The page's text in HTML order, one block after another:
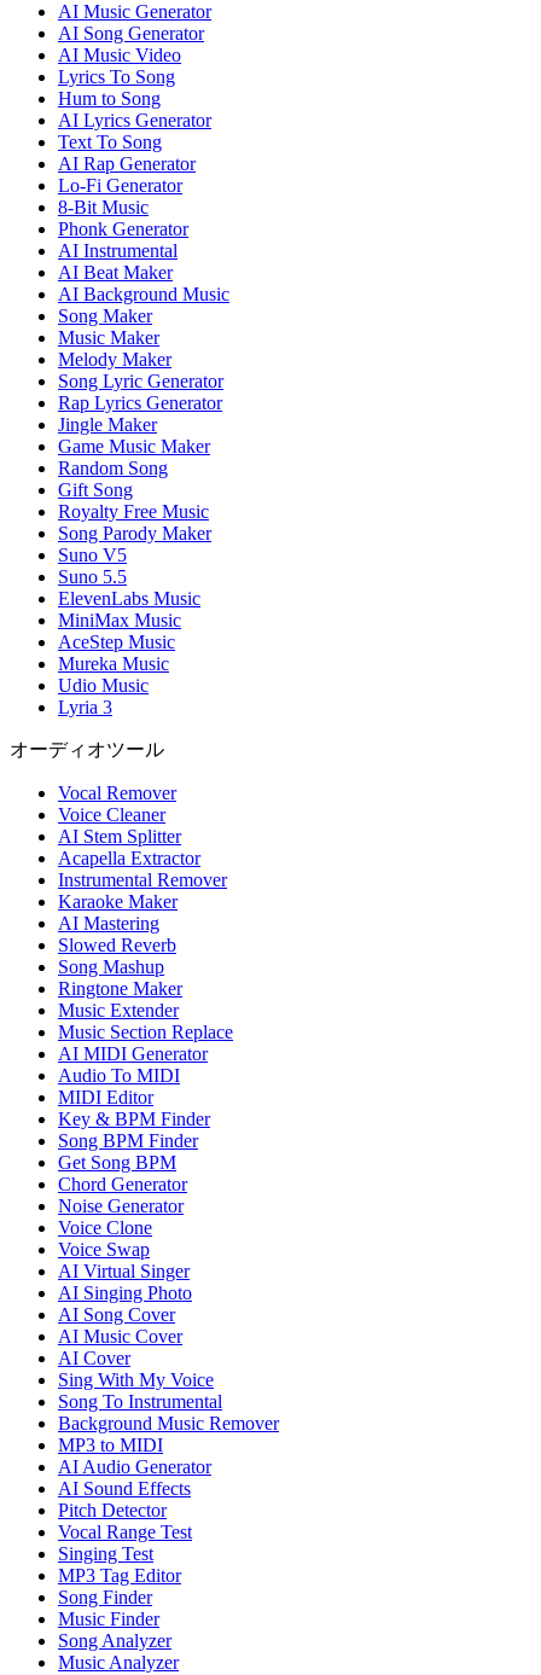
AI Music Generator
AI Song Generator
AI Music Video
Lyrics To Song
Hum to Song
AI Lyrics Generator
Text To Song
AI Rap Generator
Lo-Fi Generator
8-Bit Music
Phonk Generator
AI Instrumental
AI Beat Maker
AI Background Music
Song Maker
Music Maker
Melody Maker
Song Lyric Generator
Rap Lyrics Generator
Jingle Maker
Game Music Maker
Random Song
Gift Song
Royalty Free Music
Song Parody Maker
Suno V5
Suno 5.5
ElevenLabs Music
MiniMax Music
AceStep Music
Mureka Music
Udio Music
Lyria 3
オーディオツール
Vocal Remover
Voice Cleaner
AI Stem Splitter
Acapella Extractor
Instrumental Remover
Karaoke Maker
AI Mastering
Slowed Reverb
Song Mashup
Ringtone Maker
Music Extender
Music Section Replace
AI MIDI Generator
Audio To MIDI
MIDI Editor
Key & BPM Finder
Song BPM Finder
Get Song BPM
Chord Generator
Noise Generator
Voice Clone
Voice Swap
AI Virtual Singer
AI Singing Photo
AI Song Cover
AI Music Cover
AI Cover
Sing With My Voice
Song To Instrumental
Background Music Remover
MP3 to MIDI
AI Audio Generator
AI Sound Effects
Pitch Detector
Vocal Range Test
Singing Test
MP3 Tag Editor
Song Finder
Music Finder
Song Analyzer
Music Analyzer